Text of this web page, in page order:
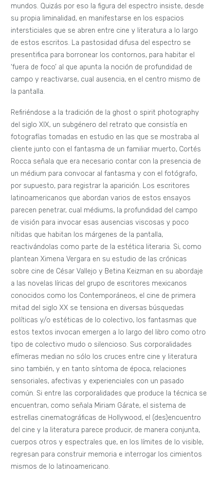
mundos. Quizás por eso la figura del espectro insiste, desde
su propia liminalidad, en manifestarse en los espacios
intersticiales que se abren entre cine y literatura a lo largo
de estos escritos. La pastosidad difusa del espectro se
presentifica para borronear los contornos, para habitar el
‘fuera de foco’ al que apunta la noción de profundidad de
campo y reactivarse, cual ausencia, en el centro mismo de
la pantalla.
Refiriéndose a la tradición de la ghost o spirit photography
del siglo XIX, un subgénero del retrato que consistía en
fotografías tomadas en estudio en las que se mostraba al
cliente junto con el fantasma de un familiar muerto, Cortés
Rocca señala que era necesario contar con la presencia de
un médium para convocar al fantasma y con el fotógrafo,
por supuesto, para registrar la aparición. Los escritores
latinoamericanos que abordan varios de estos ensayos
parecen penetrar, cual médiums, la profundidad del campo
de visión para invocar esas ausencias viscosas y poco
nítidas que habitan los márgenes de la pantalla,
reactivándolas como parte de la estética literaria. Si, como
plantean Ximena Vergara en su estudio de las crónicas
sobre cine de César Vallejo y Betina Keizman en su abordaje
a las novelas líricas del grupo de escritores mexicanos
conocidos como los Contemporáneos, el cine de primera
mitad del siglo XX se tensiona en diversas búsquedas
políticas y/o estéticas de lo colectivo, los fantasmas que
estos textos invocan emergen a lo largo del libro como otro
tipo de colectivo mudo o silencioso. Sus corporalidades
efímeras median no sólo los cruces entre cine y literatura
sino también, y en tanto síntoma de época, relaciones
sensoriales, afectivas y experienciales con un pasado
común. Si entre las corporalidades que produce la técnica se
encuentran, como señala Miriam Gárate, el sistema de
estrellas cinematográficas de Hollywood, el (des)encuentro
del cine y la literatura parece producir, de manera conjunta,
cuerpos otros y espectrales que, en los límites de lo visible,
regresan para construir memoria e interrogar los cimientos
mismos de lo latinoamericano.